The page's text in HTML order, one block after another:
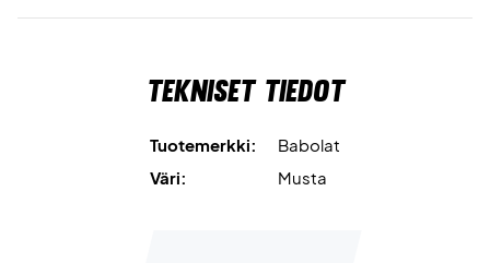
Kevyt ja huomaamaton design
parantaa suorituskykyä
Tekniset tiedot
Tuotemerkki:
Babolat
Väri:
Musta